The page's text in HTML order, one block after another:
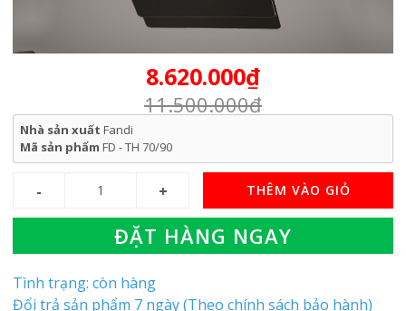
8.620.000₫
11.500.000₫
Nhà sản xuất Fandi
Mã sản phẩm FD - TH 70/90
THÊM VÀO GIỎ
ĐẶT HÀNG NGAY
Tình trạng: còn hàng
Đổi trả sản phẩm 7 ngày (Theo chính sách bảo hành)